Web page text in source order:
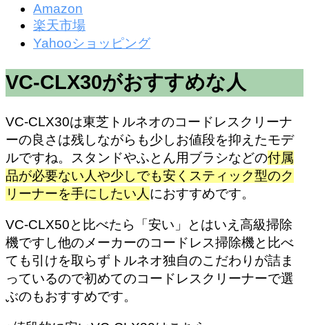
Amazon
楽天市場
Yahooショッピング
VC-CLX30がおすすめな人
VC-CLX30は東芝トルネオのコードレスクリーナ
ーの良さは残しながらも少しお値段を抑えたモデ
ルですね。スタンドやふとん用ブラシなどの付属
品が必要ない人や少しでも安くスティック型のク
リーナーを手にしたい人 におすすめです。
VC-CLX50と比べたら「安い」とはいえ高級掃除
機ですし他のメーカーのコードレス掃除機と比べ
ても引けを取らずトルネオ独自のこだわりが詰ま
っているので初めてのコードレスクリーナーで選
ぶのもおすすめです。